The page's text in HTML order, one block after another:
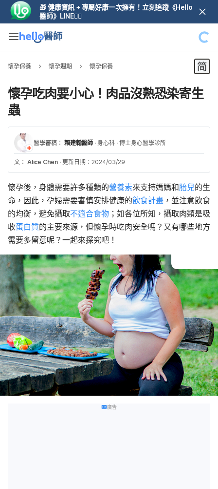
🎁 健康資訊 + 專屬好康一次擁有！立刻追蹤《Hello
醫師》LINE👆🏼
懷孕保養 懷孕週期 懷孕保養
懷孕吃肉要小心！肉品沒熟恐染寄生
蟲
醫學審稿： 賴建翰醫師 · 身心科 · 博士身心醫學診所
文： Alice Chen · 更新日期：2024/03/29
懷孕後，身體需要許多種類的營養素來支持媽媽和胎兒的生
命，因此，孕婦需要審慎安排健康的飲食計畫 ，並注意飲食
的均衡，避免攝取不適合食物 ；如各位所知，攝取肉類是吸
收蛋白質的主要來源，但懷孕時吃肉安全嗎？又有哪些地方
需要多留意呢？一起來探究吧 ！
廣告